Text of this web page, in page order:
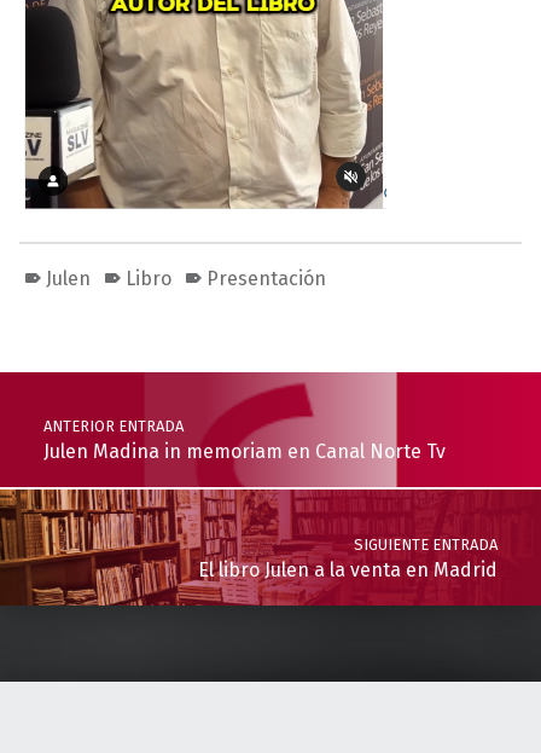
Julen Libro Presentación
Navegación de entradas
ANTERIOR ENTRADA
Julen Madina in memoriam en Canal Norte Tv
SIGUIENTE ENTRADA
El libro Julen a la venta en Madrid